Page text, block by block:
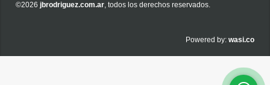
©2026 jbrodriguez.com.ar, todos los derechos reservados.
Powered by: wasi.co